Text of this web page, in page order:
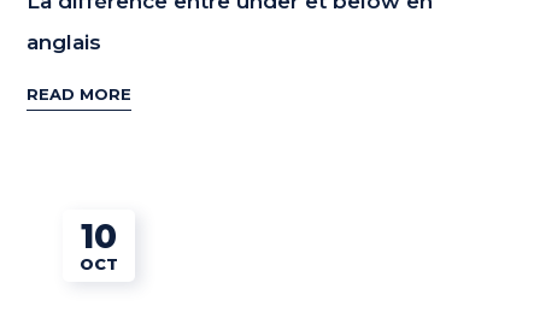
anglais
READ MORE
10
OCT